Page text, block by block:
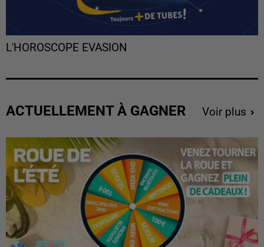
L'HOROSCOPE EVASION
ACTUELLEMENT À GAGNER Voir plus